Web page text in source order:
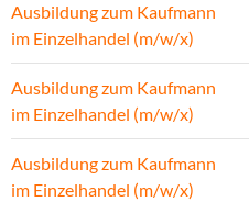
Ausbildung zum Kaufmann
im Einzelhandel (m/w/x)
Ausbildung zum Kaufmann
im Einzelhandel (m/w/x)
Ausbildung zum Kaufmann
im Einzelhandel (m/w/x)